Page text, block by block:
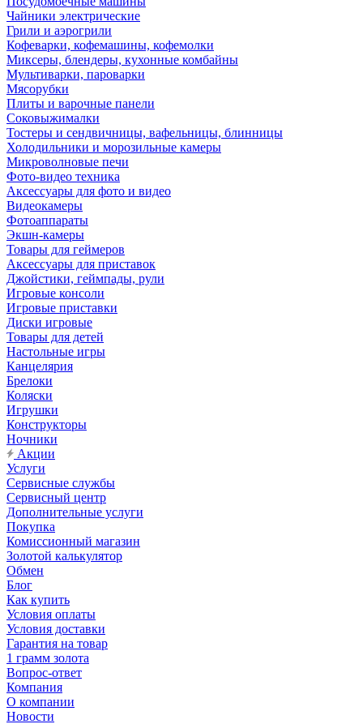
Чайники электрические
Грили и аэрогрили
Кофеварки, кофемашины, кофемолки
Миксеры, блендеры, кухонные комбайны
Мультиварки, пароварки
Мясорубки
Плиты и варочные панели
Соковыжималки
Тостеры и сендвичницы, вафельницы, блинницы
Холодильники и морозильные камеры
Микроволновые печи
Фото-видео техника
Аксессуары для фото и видео
Видеокамеры
Фотоаппараты
Экшн-камеры
Товары для геймеров
Аксессуары для приставок
Джойстики, геймпады, рули
Игровые консоли
Игровые приставки
Диски игровые
Товары для детей
Настольные игры
Канцелярия
Брелоки
Коляски
Игрушки
Конструкторы
Ночники
Акции
Услуги
Сервисные службы
Сервисный центр
Дополнительные услуги
Покупка
Комиссионный магазин
Золотой калькулятор
Обмен
Блог
Как купить
Условия оплаты
Условия доставки
Гарантия на товар
1 грамм золота
Вопрос-ответ
Компания
О компании
Новости